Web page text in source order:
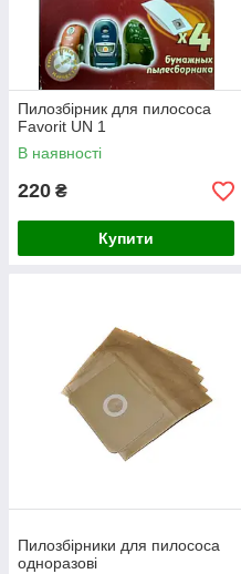
Пилозбірник для пилососа
Favorit UN 1
В наявності
220 ₴
Купити
Пилозбірники для пилососа
одноразові